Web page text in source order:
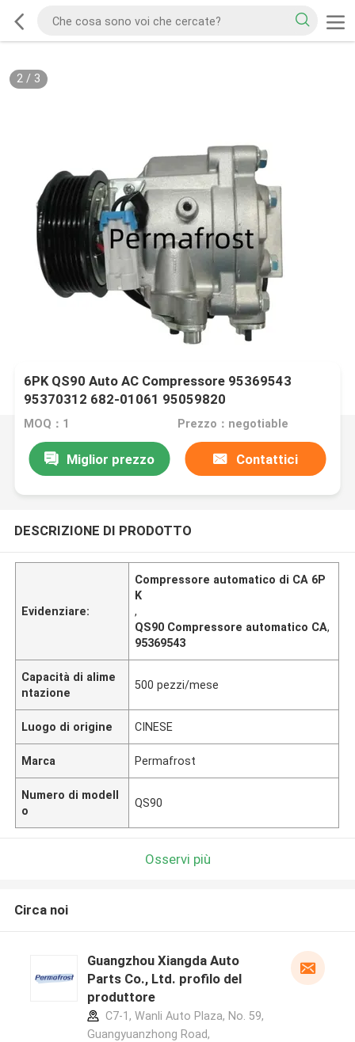
2/ 3
6PK QS90 Auto AC Compressore 95369543
95370312 682-01061 95059820
MOQ：1 Prezzo：negotiable
Miglior prezzo Contattici
DESCRIZIONE DI PRODOTTO
Evidenziare:
Compressore automatico di CA 6P
K
,
QS90 Compressore automatico CA,
95369543
Capacità di alime
ntazione
500 pezzi/mese
Luogo di origine CINESE
Marca Permafrost
Numero di modell
o
QS90
Osservi più
Circa noi
Guangzhou Xiangda Auto
Parts Co., Ltd. profilo del
produttore
C7-1, Wanli Auto Plaza, No. 59,
Guangyuanzhong Road,